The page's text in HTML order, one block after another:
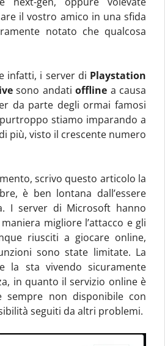
il vostro amico in una sfida
notato che qualcosa
infatti, i server di Playstation
sono andati offline a causa
da parte degli ormai famosi
stiamo imparando a
più, visto il crescente numero
scrivo questo articolo la
è ben lontana dall’essere
I server di Microsoft hanno
migliore l’attacco e gli
riusciti a giocare online,
sono state limitate. La
la sta vivendo sicuramente
in quanto il servizio online è
sempre non disponibile con
seguiti da altri problemi.